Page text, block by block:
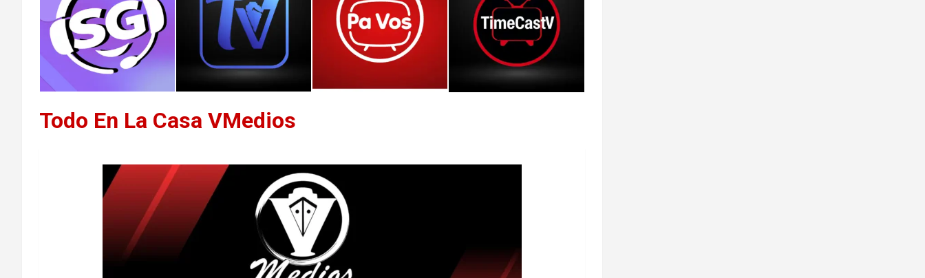
Todo En La Casa VMedios